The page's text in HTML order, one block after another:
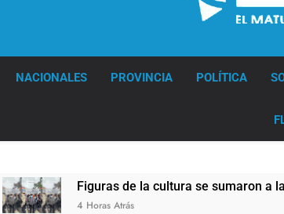
NACIONALES PROVINCIA POLÍTICA
Figuras de la cultura se sumaron a la
4 Horas Atrás